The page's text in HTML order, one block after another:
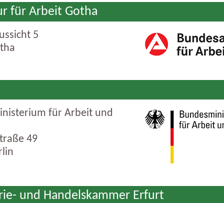
für Arbeit Gotha
5
für Arbeit und
49
und Handelskammer Erfurt